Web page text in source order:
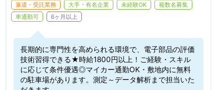
派遣・受託業務 大手・有名企業 未経験OK
複数名募集
車通勤可
6ヶ月以上
長期的に専門性を高められる環境で、電子部品の評価
技術習得できる★時給1800円以上！ご経験・スキル
に応じて条件優遇◎マイカー通勤OK・敷地内に無料
の駐車場があります。測定～データ解析まで担当いた